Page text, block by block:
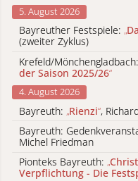
5. August 2026
Bayreuther Festspiele: „
(zweiter Zyklus)
Krefeld/
der Saison 2025/26“
4. August 2026
Bayreuth: „Rienzi“,
Bayreuth:
Michel Friedman
Pionteks Bayreuth: „
Verpflichtung - Die